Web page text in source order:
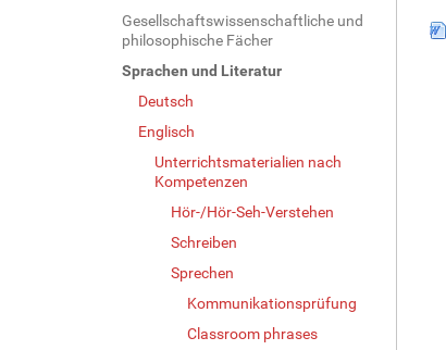
Gesellschaftswissenschaftliche und
philosophische Fächer
Sprachen und Literatur
Deutsch
Englisch
Unterrichtsmaterialien nach
Kompetenzen
Hör-/Hör-Seh-Verstehen
Schreiben
Sprechen
Kommunikationsprüfung
Classroom phrases